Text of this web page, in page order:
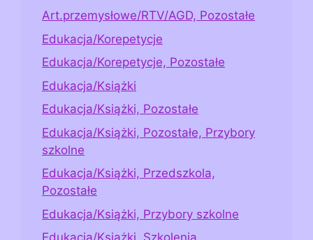
Art.przemysłowe/RTV/AGD, Pozostałe
Edukacja/Korepetycje
Edukacja/Korepetycje, Pozostałe
Edukacja/Książki
Edukacja/Książki, Pozostałe
Edukacja/Książki, Pozostałe, Przybory
szkolne
Edukacja/Książki, Przedszkola,
Pozostałe
Edukacja/Książki, Przybory szkolne